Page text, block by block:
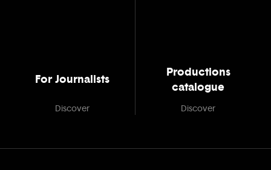
For Journalists
Discover
Productions
catalogue
Discover